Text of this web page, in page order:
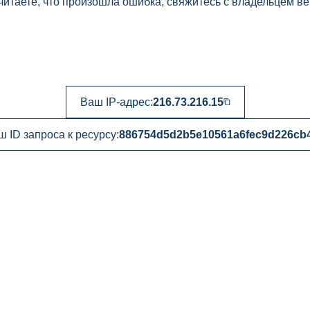
Ваш IP-адрес:216.73.216.15
ID запроса к ресурсу: